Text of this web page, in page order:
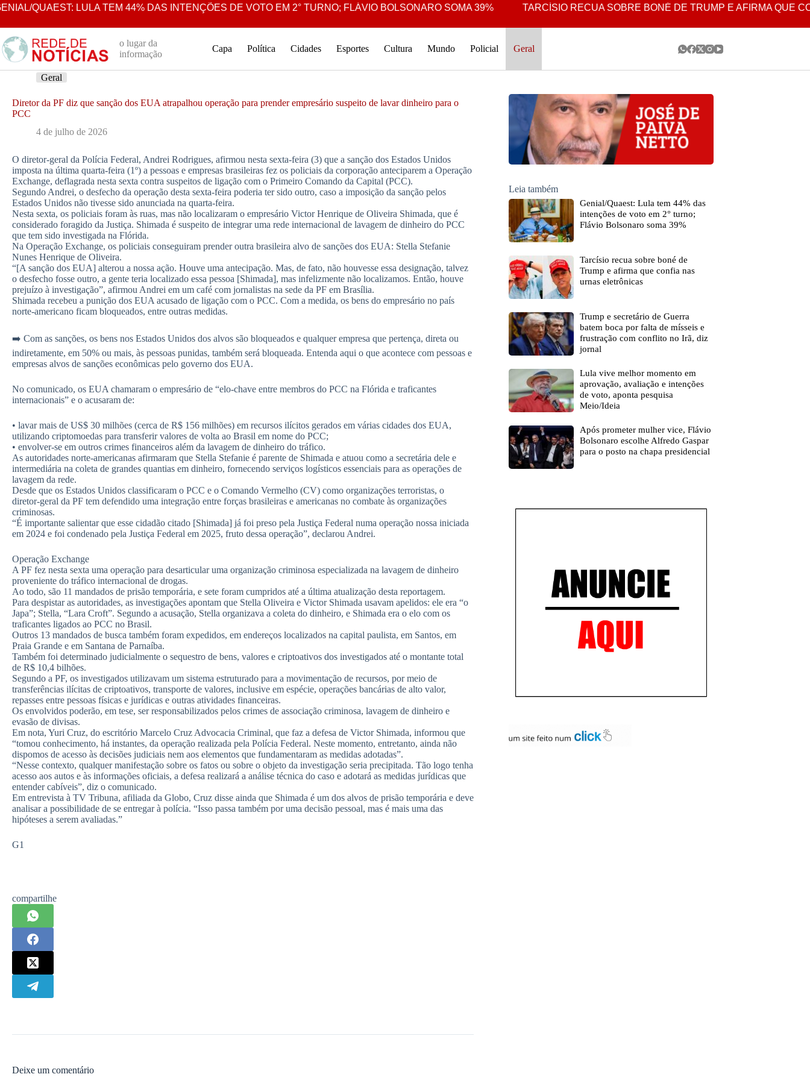
Pular
o
conteúdo
QUAEST: LULA TEM 44% DAS INTENÇÕES DE VOTO EM 2° TURNO; FLÁVIO BOLSONARO SOMA 39% TARCÍSIO RECUA SOBRE BONÉ DE TRUMP E AFIRMA QUE
o lugar da
informação
Capa Política Cidades Esportes Cultura Mundo Policial Geral
Geral
Diretor da PF diz que sanção dos EUA atrapalhou operação para prender empresário suspeito de lavar dinheiro para o
PCC
4 de julho de 2026
O diretor-geral da Polícia Federal, Andrei Rodrigues, afirmou nesta sexta-feira (3) que a sanção dos Estados Unidos
imposta na última quarta-feira (1º) a pessoas e empresas brasileiras fez os policiais da corporação anteciparem a Operação
Exchange, deflagrada nesta sexta contra suspeitos de ligação com o Primeiro Comando da Capital (PCC).
Segundo Andrei, o desfecho da operação desta sexta-feira poderia ter sido outro, caso a imposição da sanção pelos
Estados Unidos não tivesse sido anunciada na quarta-feira.
Nesta sexta, os policiais foram às ruas, mas não localizaram o empresário Victor Henrique de Oliveira Shimada, que é
considerado foragido da Justiça. Shimada é suspeito de integrar uma rede internacional de lavagem de dinheiro do PCC
que tem sido investigada na Flórida.
Na Operação Exchange, os policiais conseguiram prender outra brasileira alvo de sanções dos EUA: Stella Stefanie
Nunes Henrique de Oliveira.
“[A sanção dos EUA] alterou a nossa ação. Houve uma antecipação. Mas, de fato, não houvesse essa designação, talvez
o desfecho fosse outro, a gente teria localizado essa pessoa [Shimada], mas infelizmente não localizamos. Então, houve
prejuízo à investigação”, afirmou Andrei em um café com jornalistas na sede da PF em Brasília.
Shimada recebeu a punição dos EUA acusado de ligação com o PCC. Com a medida, os bens do empresário no país
norte-americano ficam bloqueados, entre outras medidas.
➡️ Com as sanções, os bens nos Estados Unidos dos alvos são bloqueados e qualquer empresa que pertença, direta ou
indiretamente, em 50% ou mais, às pessoas punidas, também será bloqueada. Entenda aqui o que acontece com pessoas e
empresas alvos de sanções econômicas pelo governo dos EUA.
No comunicado, os EUA chamaram o empresário de “elo-chave entre membros do PCC na Flórida e traficantes
internacionais” e o acusaram de:
• lavar mais de US$ 30 milhões (cerca de R$ 156 milhões) em recursos ilícitos gerados em várias cidades dos EUA,
utilizando criptomoedas para transferir valores de volta ao Brasil em nome do PCC;
• ⁠envolver-se em outros crimes financeiros além da lavagem de dinheiro do tráfico.
As autoridades norte-americanas afirmaram que Stella Stefanie é parente de Shimada e atuou como a secretária dele e
intermediária na coleta de grandes quantias em dinheiro, fornecendo serviços logísticos essenciais para as operações de
lavagem da rede.
Desde que os Estados Unidos classificaram o PCC e o Comando Vermelho (CV) como organizações terroristas, o
diretor-geral da PF tem defendido uma integração entre forças brasileiras e americanas no combate às organizações
criminosas.
“É importante salientar que esse cidadão citado [Shimada] já foi preso pela Justiça Federal numa operação nossa iniciada
em 2024 e foi condenado pela Justiça Federal em 2025, fruto dessa operação”, declarou Andrei.
Operação Exchange
A PF fez nesta sexta uma operação para desarticular uma organização criminosa especializada na lavagem de dinheiro
proveniente do tráfico internacional de drogas.
Ao todo, são 11 mandados de prisão temporária, e sete foram cumpridos até a última atualização desta reportagem.
Para despistar as autoridades, as investigações apontam que Stella Oliveira e Victor Shimada usavam apelidos: ele era “o
Japa”; Stella, “Lara Croft”. Segundo a acusação, Stella organizava a coleta do dinheiro, e Shimada era o elo com os
traficantes ligados ao PCC no Brasil.
Outros 13 mandados de busca também foram expedidos, em endereços localizados na capital paulista, em Santos, em
Praia Grande e em Santana de Parnaíba.
Também foi determinado judicialmente o sequestro de bens, valores e criptoativos dos investigados até o montante total
de R$ 10,4 bilhões.
Segundo a PF, os investigados utilizavam um sistema estruturado para a movimentação de recursos, por meio de
transferências ilícitas de criptoativos, transporte de valores, inclusive em espécie, operações bancárias de alto valor,
repasses entre pessoas físicas e jurídicas e outras atividades financeiras.
Os envolvidos poderão, em tese, ser responsabilizados pelos crimes de associação criminosa, lavagem de dinheiro e
evasão de divisas.
Em nota, Yuri Cruz, do escritório Marcelo Cruz Advocacia Criminal, que faz a defesa de Victor Shimada, informou que
“tomou conhecimento, há instantes, da operação realizada pela Polícia Federal. Neste momento, entretanto, ainda não
dispomos de acesso às decisões judiciais nem aos elementos que fundamentaram as medidas adotadas”.
“Nesse contexto, qualquer manifestação sobre os fatos ou sobre o objeto da investigação seria precipitada. Tão logo tenha
acesso aos autos e às informações oficiais, a defesa realizará a análise técnica do caso e adotará as medidas jurídicas que
entender cabíveis”, diz o comunicado.
Em entrevista à TV Tribuna, afiliada da Globo, Cruz disse ainda que Shimada é um dos alvos de prisão temporária e deve
analisar a possibilidade de se entregar à polícia. “Isso passa também por uma decisão pessoal, mas é mais uma das
hipóteses a serem avaliadas.”
G1
compartilhe
Deixe um comentário
Leia também
Genial/Quaest: Lula tem 44% das
intenções de voto em 2° turno;
Flávio Bolsonaro soma 39%
Tarcísio recua sobre boné de
Trump e afirma que confia nas
urnas eletrônicas
Trump e secretário de Guerra
batem boca por falta de mísseis e
frustração com conflito no Irã, diz
jornal
Lula vive melhor momento em
aprovação, avaliação e intenções
de voto, aponta pesquisa
Meio/Ideia
Após prometer mulher vice, Flávio
Bolsonaro escolhe Alfredo Gaspar
para o posto na chapa presidencial